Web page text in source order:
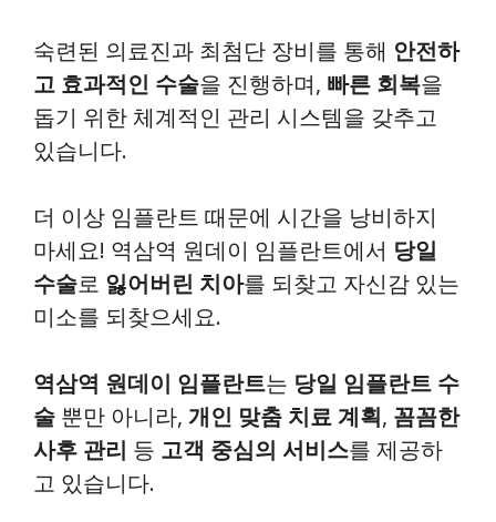
숙련된 의료진과 최첨단 장비를 통해 안전하
고 효과적인 수술을 진행하며, 빠른 회복을
돕기 위한 체계적인 관리 시스템을 갖추고
있습니다.
더 이상 임플란트 때문에 시간을 낭비하지
마세요! 역삼역 원데이 임플란트에서 당일
수술로 잃어버린 치아를 되찾고 자신감 있는
미소를 되찾으세요.
역삼역 원데이 임플란트는 당일 임플란트 수
술 뿐만 아니라, 개인 맞춤 치료 계획, 꼼꼼한
사후 관리 등 고객 중심의 서비스를 제공하
고 있습니다.